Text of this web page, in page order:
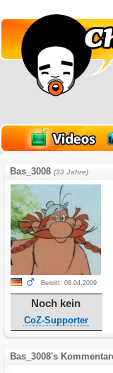
Bas_3008(33 Jahre)
Beitritt: 08.04.2009
Noch kein
CoZ-Supporter
Bas_3008's